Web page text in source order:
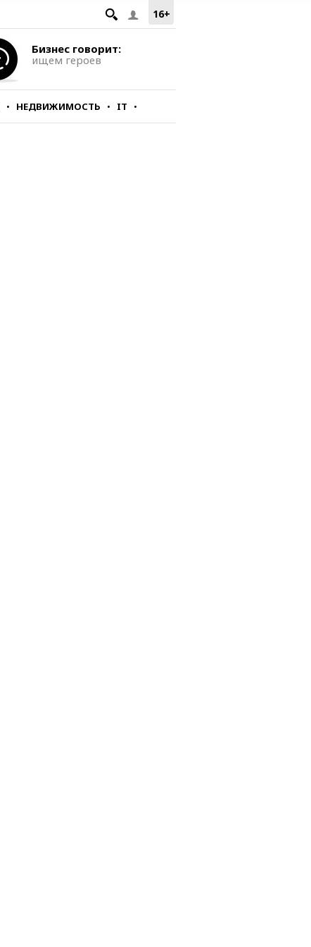
16+
Бизнес говорит:
ищем героев
НЕДВИЖИМОСТЬ IT